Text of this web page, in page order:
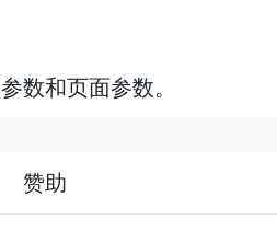
数和页面参数。
赞助